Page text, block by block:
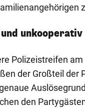
unkooperativ
Polizeistreifen
der Großteil der
den